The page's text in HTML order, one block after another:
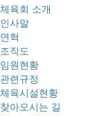
체육회 소개
인사말
연혁
조직도
임원현황
관련규정
체육시설현황
찾아오시는 길